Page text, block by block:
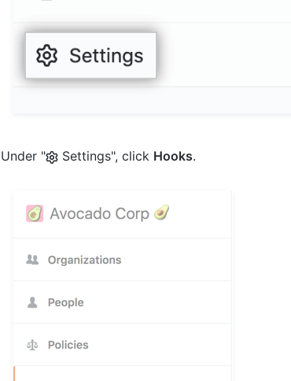
Under " Settings", click Hooks.